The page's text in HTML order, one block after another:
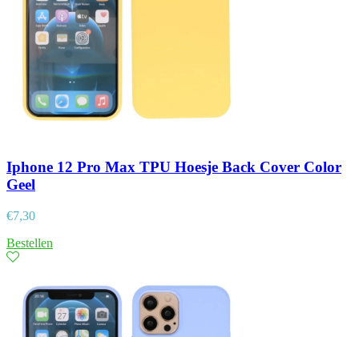
Iphone 12 Pro Max TPU Hoesje Back Cover Color
Geel
€7,30
Bestellen